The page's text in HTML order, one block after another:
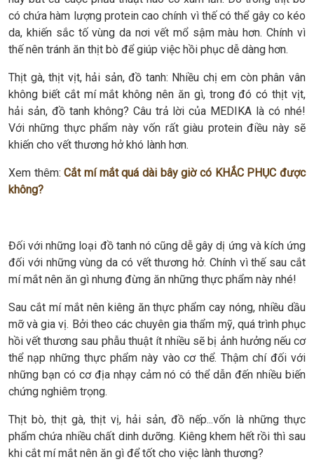
có chứa hàm lượng protein cao chính vì thế có thể gây co kéo
da, khiến sắc tố vùng da nơi vết mổ sậm màu hơn. Chính vì
thế nên tránh ăn thịt bò để giúp việc hồi phục dễ dàng hơn.
Thịt gà, thịt vịt, hải sản, đồ tanh: Nhiều chị em còn phân vân
không biết cắt mí mắt không nên ăn gì, trong đó có thịt vịt,
hải sản, đồ tanh không? Câu trả lời của MEDIKA là có nhé!
Với những thực phẩm này vốn rất giàu protein điều này sẽ
khiến cho vết thương hở khó lành hơn.
Xem thêm:Cắt mí mắt quá dài bây giờ có KHẮC PHỤC được
không?
Đối với những loại đồ tanh nó cũng dễ gây dị ứng và kích ứng
đối với những vùng da có vết thương hở. Chính vì thế sau cắt
mí mắt nên ăn gì nhưng đừng ăn những thực phẩm này nhé!
Sau cắt mí mắt nên kiêng ăn thực phẩm cay nóng, nhiều dầu
mỡ và gia vị. Bởi theo các chuyên gia thẩm mỹ, quá trình phục
hồi vết thương sau phẫu thuật ít nhiều sẽ bị ảnh hưởng nếu cơ
thể nạp những thực phẩm này vào cơ thể. Thậm chí đối với
những bạn có cơ địa nhạy cảm nó có thể dẫn đến nhiều biến
chứng nghiêm trọng.
Thịt bò, thịt gà, thịt vị, hải sản, đồ nếp...vốn là những thực
phẩm chứa nhiều chất dinh dưỡng. Kiêng khem hết rồi thì sau
khi cắt mí mắt nên ăn gì để tốt cho việc lành thương?